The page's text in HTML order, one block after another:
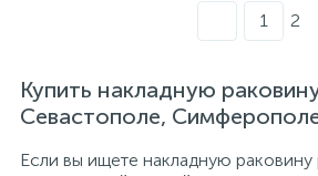
1 2
Купить накладную
Севастополе,
Если вы ищете накладную